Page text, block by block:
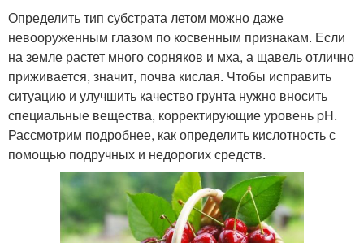
Определить тип субстрата летом можно даже
невооруженным глазом по косвенным признакам. Если
на земле растет много сорняков и мха, а щавель отлично
приживается, значит, почва кислая. Чтобы исправить
ситуацию и улучшить качество грунта нужно вносить
специальные вещества, корректирующие уровень pH.
Рассмотрим подробнее, как определить кислотность с
помощью подручных и недорогих средств.